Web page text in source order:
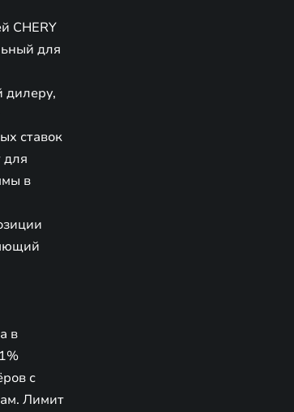
CHERY
для
дилеру,
ставок
для
в
в
с
Лимит